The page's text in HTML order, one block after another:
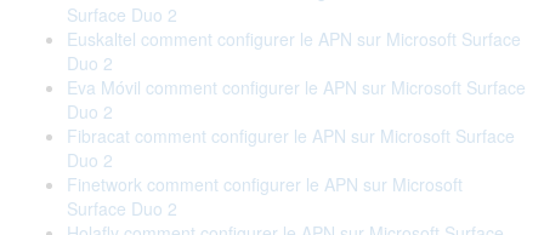
Surface Duo 2
Euskaltel comment configurer le APN sur Microsoft Surface
Duo 2
Eva Móvil comment configurer le APN sur Microsoft Surface
Duo 2
Fibracat comment configurer le APN sur Microsoft Surface
Duo 2
Finetwork comment configurer le APN sur Microsoft
Surface Duo 2